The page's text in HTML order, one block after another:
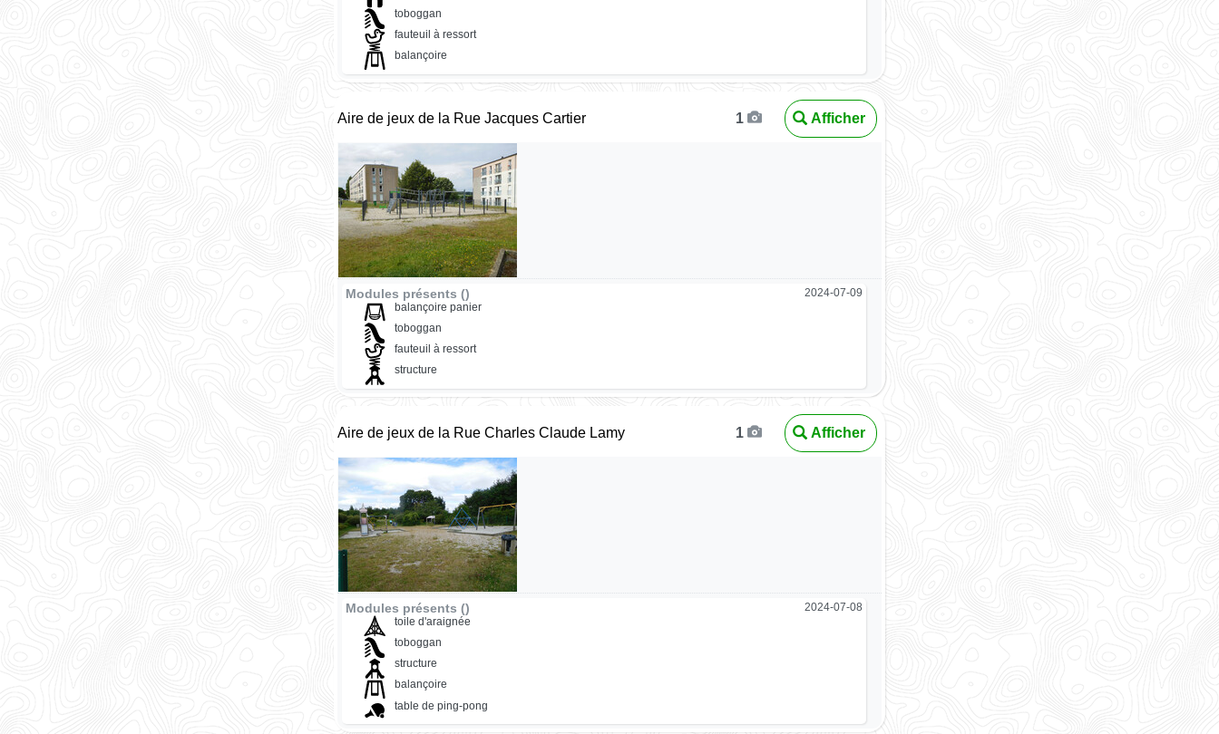
toboggan
fauteuil à ressort
balançoire
Aire de jeux de la Rue Jacques Cartier 1 Afficher
Modules présents () 2024-07-09
balançoire panier
toboggan
fauteuil à ressort
structure
Aire de jeux de la Rue Charles Claude Lamy 1 Afficher
Modules présents () 2024-07-08
toile d'araignée
toboggan
structure
balançoire
table de ping-pong